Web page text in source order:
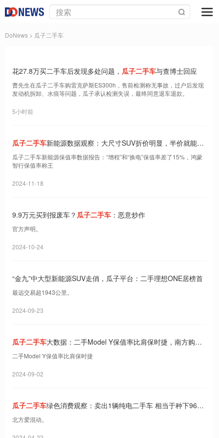
DoNews > 瓜子二手车
花27.8万买二手车后发现多处问题， 瓜子二手车与查博士回应
曹先生在瓜子二手车购雷克萨斯ES300h，售前检测称无事故，过户后发现
发动机拆卸、水痕等问题，瓜子承认检测失误，最终同意退车退款。
5小时前
瓜子二手车新能源数据观察：大尺寸SUV折价明显，半价就能尽
享大空间
瓜子二手车新能源保值率数据报告：“增程”和“换电”保值率差了15%，鸿蒙
智行保值率称王
2024-11-18
9.9万元买到报废车？ 瓜子二手车 ：恶意炒作
官方声明。
2024-10-24
“金九”中大型新能源SUV走俏，瓜子平台：二手理想ONE居榜首
最远交易超1943公里。
2024-09-23
瓜子二手车大数据：二手Model Y保值率比肩保时捷，南方购车
价更香！
二手Model Y保值率比肩保时捷
2024-09-02
瓜子二手车绿色消费观察：卖出1辆纯电二手车 相当于种下960
棵梭梭树
北方爱混动。